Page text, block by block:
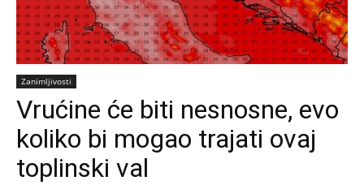
Zanimljivosti
Vrućine će biti nesnosne, evo
koliko bi mogao trajati ovaj
toplinski val